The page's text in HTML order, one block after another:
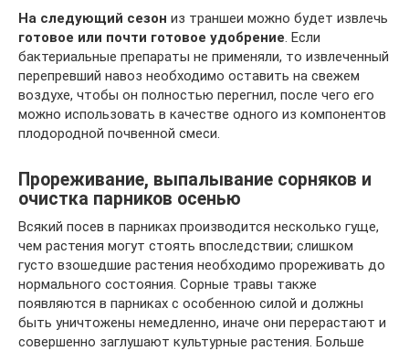
На следующий сезон из траншеи можно будет извлечь
готовое или почти готовое удобрение . Если
бактериальные препараты не применяли, то извлеченный
перепревший навоз необходимо оставить на свежем
воздухе, чтобы он полностью перегнил, после чего его
можно использовать в качестве одного из компонентов
плодородной почвенной смеси.
Прореживание, выпалывание сорняков и
очистка парников осенью
Всякий посев в парниках производится несколько гуще,
чем растения могут стоять впоследствии; слишком
густо взошедшие растения необходимо прореживать до
нормального состояния. Сорные травы также
появляются в парниках с особенною силой и должны
быть уничтожены немедленно, иначе они перерастают и
совершенно заглушают культурные растения. Больше